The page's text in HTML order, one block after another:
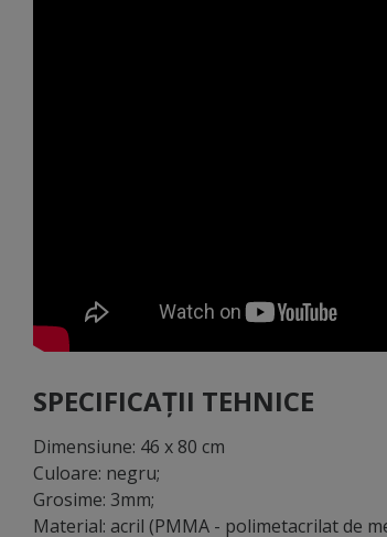
SPECIFICAȚII TEHNICE
Dimensiune: 46 x 80 cm
Culoare: negru;
Grosime: 3mm;
Material: acril (PMMA - polimetacrilat de